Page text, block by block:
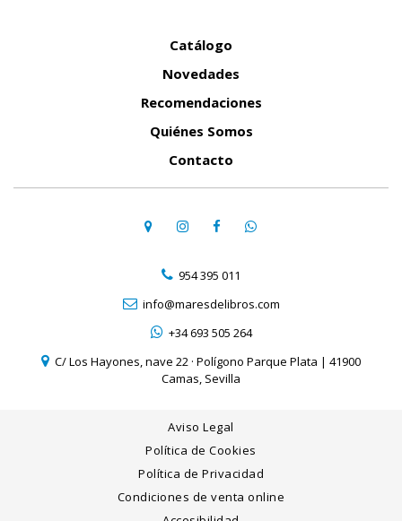
Catálogo
Novedades
Recomendaciones
Quiénes Somos
Contacto
954 395 011
info@maresdelibros.com
+34 693 505 264
C/ Los Hayones, nave 22 · Polígono Parque Plata | 41900
Camas, Sevilla
Aviso Legal
Política de Cookies
Política de Privacidad
Condiciones de venta online